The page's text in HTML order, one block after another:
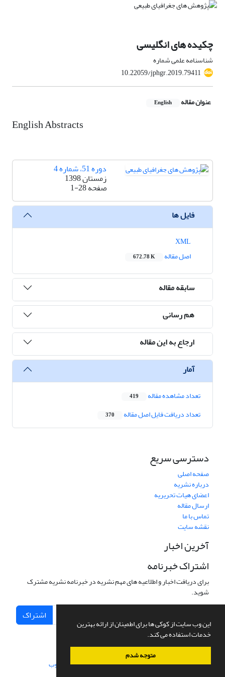
این وب سایت از کوکی ها برای اطمینان از ارائه بهترین
خدمات استفاده می کند.
متوجه شدم
چکیده های انگلیسی
شناسنامه علمی شماره
10.22059/jphgr.2019.79411
عنوان مقاله English
English Abstracts
دوره 51، شماره 4
زمستان 1398
صفحه1-28
فایل ها
اصل مقاله
672.78 K
سابقه مقاله
هم رسانی
ارجاع به این مقاله
آمار
تعداد مشاهده مقاله 419
تعداد دریافت فایل اصل مقاله 370
دسترسی سریع
صفحه اصلی
درباره نشریه
اعضای هیات تحریریه
ارسال مقاله
تماس با ما
نقشه سایت
آخرین اخبار
اشتراک خبرنامه
برای دریافت اخبار و اطلاعیه های مهم نشریه در خبرنامه نشریه مشترک
شوید.
اشتراک
سامانه مدیریت نشریات علمی.طراحی و پیاده سازی از سیناوب